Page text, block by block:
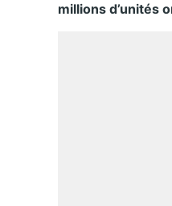
millions d’unités